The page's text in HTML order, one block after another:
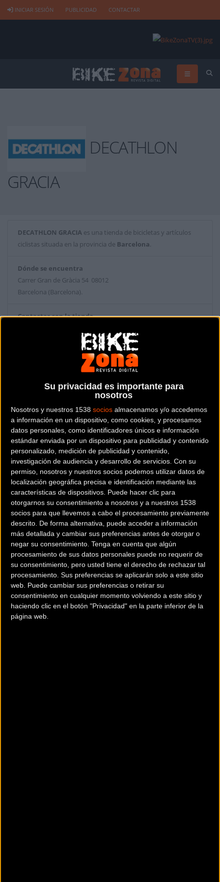
Su privacidad es importante para
nosotros
Nosotros y nuestros 1538 socios almacenamos y/o accedemos
a información en un dispositivo, como cookies, y procesamos
datos personales, como identificadores únicos e información
estándar enviada por un dispositivo para publicidad y contenido
personalizado, medición de publicidad y contenido,
investigación de audiencia y desarrollo de servicios. Con su
permiso, nosotros y nuestros socios podemos utilizar datos de
localización geográfica precisa e identificación mediante las
características de dispositivos. Puede hacer clic para
otorgarnos su consentimiento a nosotros y a nuestros 1538
socios para que llevemos a cabo el procesamiento previamente
descrito. De forma alternativa, puede acceder a información
más detallada y cambiar sus preferencias antes de otorgar o
negar su consentimiento. Tenga en cuenta que algún
procesamiento de sus datos personales puede no requerir de
su consentimiento, pero usted tiene el derecho de rechazar tal
procesamiento. Sus preferencias se aplicarán solo a este sitio
web. Puede cambiar sus preferencias o retirar su
consentimiento en cualquier momento volviendo a este sitio y
haciendo clic en el botón "Privacidad" en la parte inferior de la
página web.
INICIAR SESIÓN PUBLICIDAD CONTACTAR
DECATHLON
GRACIA
DECATHLON GRACIA es una tienda de bicicletas y artículos
ciclistas situada en la provincia de Barcelona.
Dónde se encuentra
Carrer Gran de Gràcia 54 08012
Barcelona (Barcelona).
Contactar con la tienda
Web y RRSS de la tienda
© 1987–2026 HERE
200 km
¿Eres el propietario de esta tienda? Descubre cómohacerte tienda
Premium para llegar a más clientes
Comercios Bz Premium
MC SKI BIKE